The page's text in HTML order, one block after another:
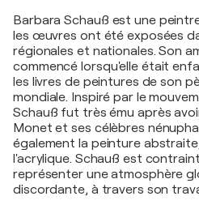
Barbara Schauß est une
les œuvres ont été exposées
régionales et nationales. Son
commencé lorsqu'elle était
les livres de peintures de son
mondiale. Inspiré par le
Schauß fut très ému après
Monet et ses célèbres
également la peinture
l'acrylique. Schauß est
représenter une atmosphère
discordante, à travers son